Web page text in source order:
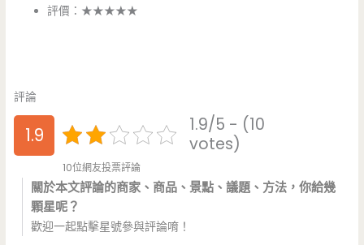
評價：★★★★★
評論
1.9
1.9/5 - (10
votes)
10位網友投票評論
關於本文評論的商家、商品、景點、議題、方法，你給幾
顆星呢？
歡迎一起點擊星號參與評論唷！